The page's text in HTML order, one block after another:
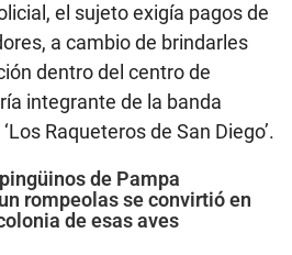
el sujeto exigía pagos de
a cambio de brindarles
dentro del centro de
integrante de la banda
Raqueteros de San Diego’.
de Pampa
rompeolas se convirtió en
de esas aves